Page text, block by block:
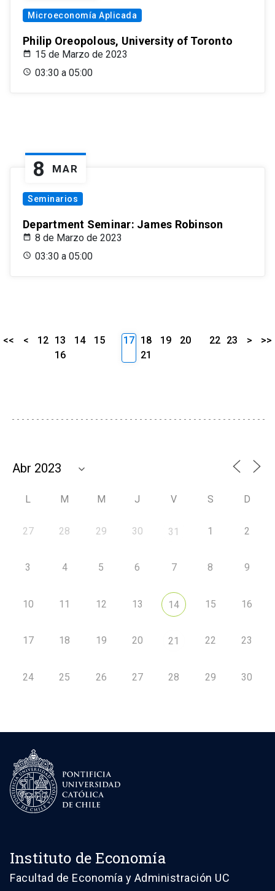
Microeconomía Aplicada
Philip Oreopolous, University of Toronto
15 de Marzo de 2023
03:30 a 05:00
8 MAR
Seminarios
Department Seminar: James Robinson
8 de Marzo de 2023
03:30 a 05:00
<< < 12 13 14
15
16
17 18 19
20
21
22 23 > >>
L M M J V S D
27 28 29 30 31 1 2
3 4 5 6 7 8 9
10 11 12 13 14 15 16
17 18 19 20 21 22 23
24 25 26 27 28 29 30
Instituto de Economía
Facultad de Economía y Administración UC